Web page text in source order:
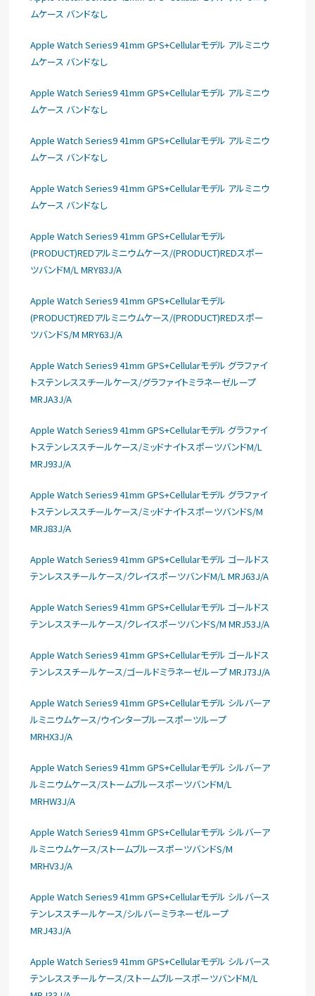
ムケース バンドなし
Apple Watch Series9 41mm GPS+Cellularモデル アルミニウ
ムケース バンドなし
Apple Watch Series9 41mm GPS+Cellularモデル アルミニウ
ムケース バンドなし
Apple Watch Series9 41mm GPS+Cellularモデル アルミニウ
ムケース バンドなし
Apple Watch Series9 41mm GPS+Cellularモデル アルミニウ
ムケース バンドなし
Apple Watch Series9 41mm GPS+Cellularモデル
(PRODUCT)REDアルミニウムケース/(PRODUCT)REDスポー
ツバンドM/L MRY83J/A
Apple Watch Series9 41mm GPS+Cellularモデル
(PRODUCT)REDアルミニウムケース/(PRODUCT)REDスポー
ツバンドS/M MRY63J/A
Apple Watch Series9 41mm GPS+Cellularモデル グラファイ
トステンレススチールケース/グラファイトミラネーゼループ
MRJA3J/A
Apple Watch Series9 41mm GPS+Cellularモデル グラファイ
トステンレススチールケース/ミッドナイトスポーツバンドM/L
MRJ93J/A
Apple Watch Series9 41mm GPS+Cellularモデル グラファイ
トステンレススチールケース/ミッドナイトスポーツバンドS/M
MRJ83J/A
Apple Watch Series9 41mm GPS+Cellularモデル ゴールドス
テンレススチールケース/クレイスポーツバンドM/L MRJ63J/A
Apple Watch Series9 41mm GPS+Cellularモデル ゴールドス
テンレススチールケース/クレイスポーツバンドS/M MRJ53J/A
Apple Watch Series9 41mm GPS+Cellularモデル ゴールドス
テンレススチールケース/ゴールドミラネーゼループ MRJ73J/A
Apple Watch Series9 41mm GPS+Cellularモデル シルバーア
ルミニウムケース/ウインターブルースポーツループ
MRHX3J/A
Apple Watch Series9 41mm GPS+Cellularモデル シルバーア
ルミニウムケース/ストームブルースポーツバンドM/L
MRHW3J/A
Apple Watch Series9 41mm GPS+Cellularモデル シルバーア
ルミニウムケース/ストームブルースポーツバンドS/M
MRHV3J/A
Apple Watch Series9 41mm GPS+Cellularモデル シルバース
テンレススチールケース/シルバーミラネーゼループ
MRJ43J/A
Apple Watch Series9 41mm GPS+Cellularモデル シルバース
テンレススチールケース/ストームブルースポーツバンドM/L